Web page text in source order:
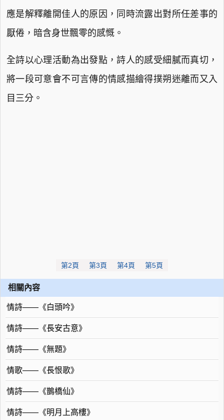
應是解釋離開佳人的原因，同時流露出對所任差事的
厭倦，暗含身世飄零的感慨。
全詩以心理活動為出發點，詩人的感受細膩而真切，
將一段可意會不可言傳的情感描繪得撲朔迷離而又入
目三分。
第2頁 第3頁 第4頁 第5頁
相關內容
情詩——《白頭吟》
情詩——《長安古意》
情詩——《無題》
情歌——《長恨歌》
情詩——《鵲橋仙》
情詩——《明月上高樓》